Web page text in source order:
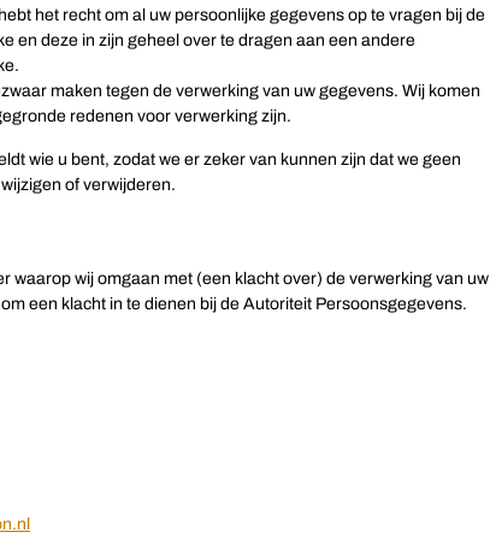
het recht om al uw persoonlijke gegevens op te vragen bij de
en deze in zijn geheel over te dragen aan een andere
maken tegen de verwerking van uw gegevens. Wij komen
redenen voor verwerking zijn.
wie u bent, zodat we er zeker van kunnen zijn dat we geen
of verwijderen.
waarop wij omgaan met (een klacht over) de verwerking van uw
een klacht in te dienen bij de Autoriteit Persoonsgegevens.